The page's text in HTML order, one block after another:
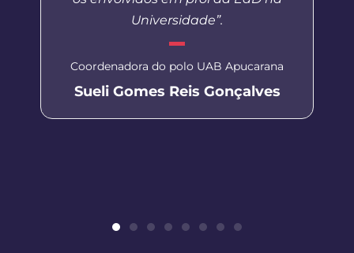
Universidade”.
Coordenadora do polo UAB Apucarana
Sueli Gomes Reis Gonçalves